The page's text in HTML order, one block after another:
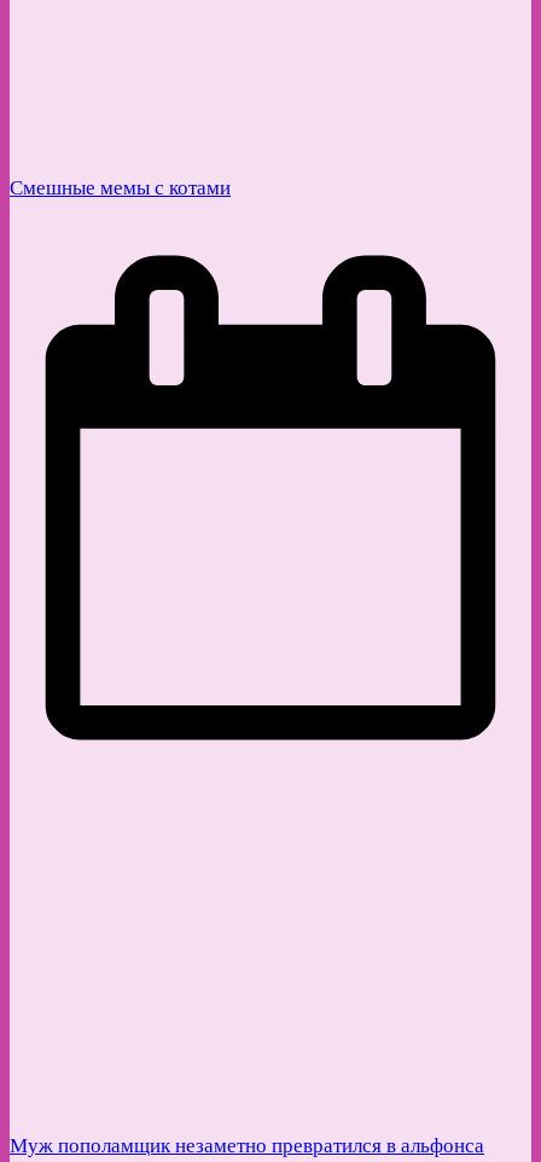
Смешные мемы с котами
Муж пополамщик незаметно превратился в альфонса